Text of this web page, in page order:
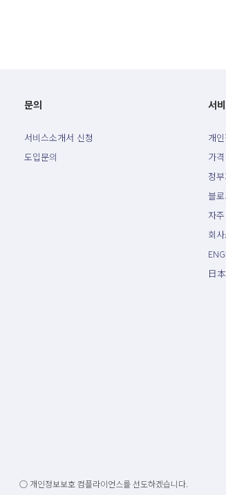
문의
서비스소개서 신청
도입문의
서
개
가격
정
블
자
회
日
○ 개인정보보호 컴플라이언스를 선도하겠습니다.